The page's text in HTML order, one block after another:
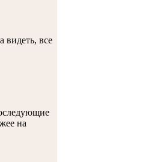
видеть, все
на